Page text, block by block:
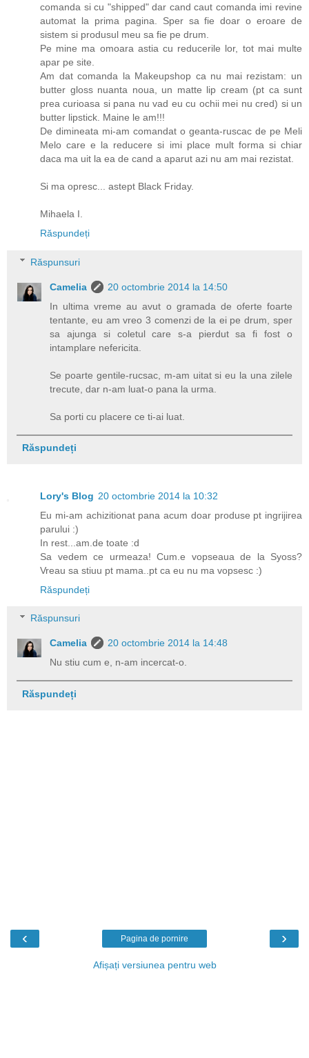
comanda si cu "shipped" dar cand caut comanda imi revine
automat la prima pagina. Sper sa fie doar o eroare de
sistem si produsul meu sa fie pe drum.
Pe mine ma omoara astia cu reducerile lor, tot mai multe
apar pe site.
Am dat comanda la Makeupshop ca nu mai rezistam: un
butter gloss nuanta noua, un matte lip cream (pt ca sunt
prea curioasa si pana nu vad eu cu ochii mei nu cred) si un
butter lipstick. Maine le am!!!
De dimineata mi-am comandat o geanta-ruscac de pe Meli
Melo care e la reducere si imi place mult forma si chiar
daca ma uit la ea de cand a aparut azi nu am mai rezistat.
Si ma opresc... astept Black Friday.
Mihaela I.
Răspundeți
Răspunsuri
Camelia
20 octombrie 2014 la 14:50
In ultima vreme au avut o gramada de oferte foarte
tentante, eu am vreo 3 comenzi de la ei pe drum, sper
sa ajunga si coletul care s-a pierdut sa fi fost o
intamplare nefericita.
Se poarte gentile-rucsac, m-am uitat si eu la una zilele
trecute, dar n-am luat-o pana la urma.
Sa porti cu placere ce ti-ai luat.
Răspundeți
Lory's Blog 20 octombrie 2014 la 10:32
Eu mi-am achizitionat pana acum doar produse pt ingrijirea
parului :)
In rest...am.de toate :d
Sa vedem ce urmeaza! Cum.e vopseaua de la Syoss?
Vreau sa stiuu pt mama..pt ca eu nu ma vopsesc :)
Răspundeți
Răspunsuri
Camelia
20 octombrie 2014 la 14:48
Nu stiu cum e, n-am incercat-o.
Răspundeți
‹ ›
Pagina de pornire
Afișați versiunea pentru web